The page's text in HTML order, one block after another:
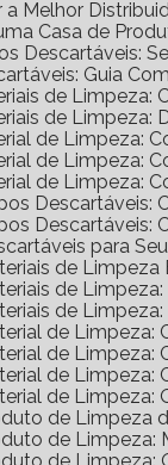
a Melhor
Casa de
Descartáveis:
Guia
de
de
de Limpeza:
de Limpeza:
de Limpeza:
para
de Limpeza
de
de
de
de
de
de Limpeza:
de Limpeza
de Limpeza: